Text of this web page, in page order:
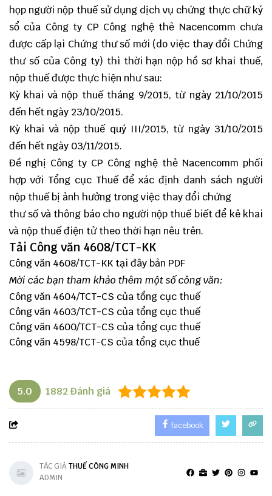
họp người nộp thuế sử dụng dịch vụ chứng thực chữ ký
sổ của Công ty CP Công nghệ thẻ Nacencomm chưa
được cấp lại Chứng thư số mới (do việc thay đổi Chứng
thư số của Công ty) thì thời hạn nộp hồ sơ khai thuế,
nộp thuế được thực hiện như sau:
Kỳ khai và nộp thuế tháng 9/2015, từ ngày 21/10/2015
đến hết ngày 23/10/2015.
Kỳ khai và nộp thuế quý III/2015, từ ngày 31/10/2015
đến hết ngày 03/11/2015.
Đề nghị Công ty CP Công nghệ thẻ Nacencomm phối
hợp với Tổng cục Thuế để xác định danh sách người
nộp thuế bị ảnh hưởng trong việc thay đổi chứng
thư số và thông báo cho người nộp thuế biết để kê khai
và nộp thuế điện tử theo thời hạn nêu trên.
Tải Công văn 4608/TCT-KK
Công văn 4608/TCT-KK tại đâybản PDF
Mời các bạn tham khảo thêm một số công văn:
Công văn 4604/TCT-CS của tổng cục thuế
Công văn 4603/TCT-CS của tổng cục thuế
Công văn 4600/TCT-CS của tổng cục thuế
Công văn 4598/TCT-CS của tổng cục thuế
5.0 1882 Đánh giá
facebook
TÁC GIẢTHUẾ CÔNG MINH
ADMIN